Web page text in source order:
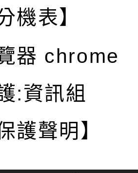
機表】
器 chrome
:資訊組
護聲明】